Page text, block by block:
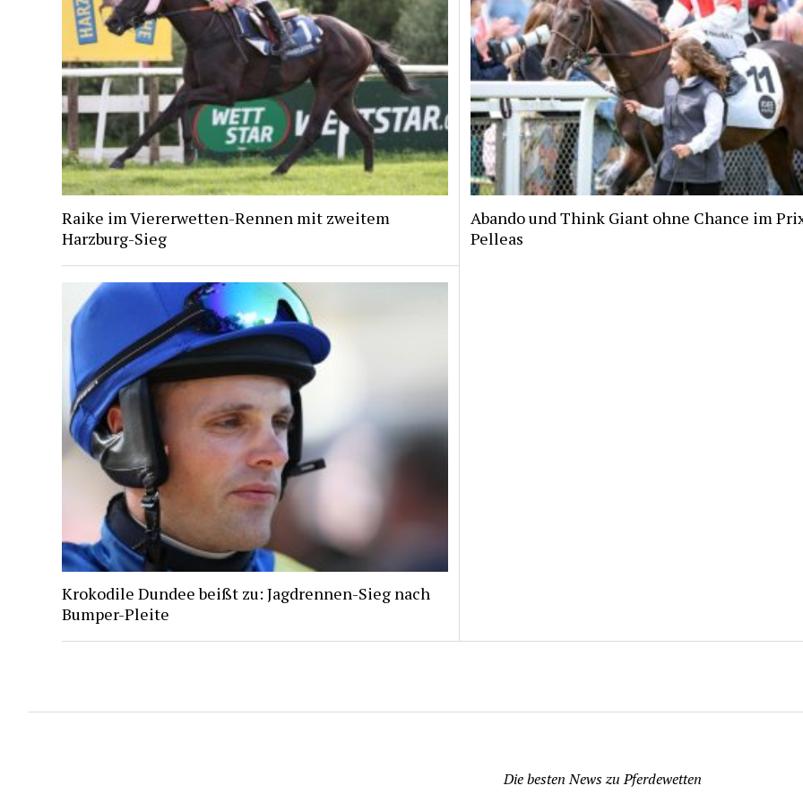
Raike im Viererwetten-Rennen mit zweitem
Harzburg-Sieg
Abando und Think Giant ohne Chance im
Pelleas
Krokodile Dundee beißt zu: Jagdrennen-Sieg nach
Bumper-Pleite
Die besten News zu Pferdewetten